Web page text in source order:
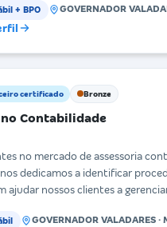
+ BPO GOVERNADOR
certificado Bronze
Contabilidade
no mercado de assessoria
dedicamos a identificar
ajudar nossos clientes a
GOVERNADOR VALADARES ·